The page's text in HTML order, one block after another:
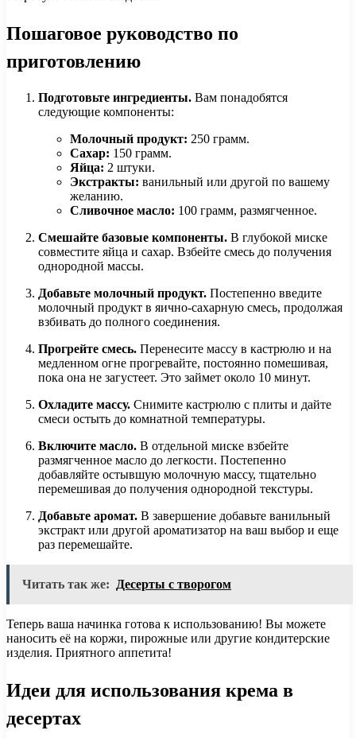
Пошаговое руководство по
приготовлению
Подготовьте ингредиенты. Вам понадобятся
следующие компоненты:
Молочный продукт: 250 грамм.
Сахар: 150 грамм.
Яйца: 2 штуки.
Экстракты: ванильный или другой по вашему
желанию.
Сливочное масло: 100 грамм, размягченное.
Смешайте базовые компоненты. В глубокой миске
совместите яйца и сахар. Взбейте смесь до получения
однородной массы.
Добавьте молочный продукт. Постепенно введите
молочный продукт в яично-сахарную смесь, продолжая
взбивать до полного соединения.
Прогрейте смесь. Перенесите массу в кастрюлю и на
медленном огне прогревайте, постоянно помешивая,
пока она не загустеет. Это займет около 10 минут.
Охладите массу. Снимите кастрюлю с плиты и дайте
смеси остыть до комнатной температуры.
Включите масло. В отдельной миске взбейте
размягченное масло до легкости. Постепенно
добавляйте остывшую молочную массу, тщательно
перемешивая до получения однородной текстуры.
Добавьте аромат. В завершение добавьте ванильный
экстракт или другой ароматизатор на ваш выбор и еще
раз перемешайте.
Читать так же: Десерты с творогом
Теперь ваша начинка готова к использованию! Вы можете
наносить её на коржи, пирожные или другие кондитерские
изделия. Приятного аппетита!
Идеи для использования крема в
десертах